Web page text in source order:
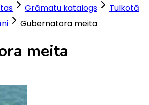
Grāmatu katalogs
Tulkotā
Gubernatora meita
meita